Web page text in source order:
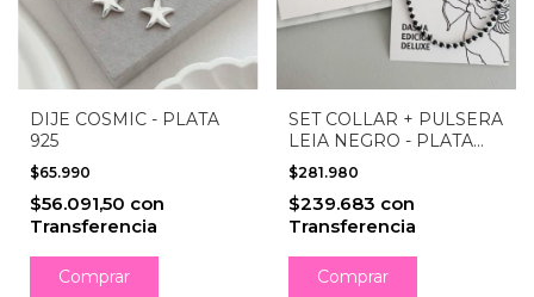
DIJE COSMIC - PLATA
925
$65.990
$56.091,50 con
Transferencia
SET COLLAR + PULSERA
LEIA NEGRO - PLATA
925
$281.980
$239.683 con
Transferencia